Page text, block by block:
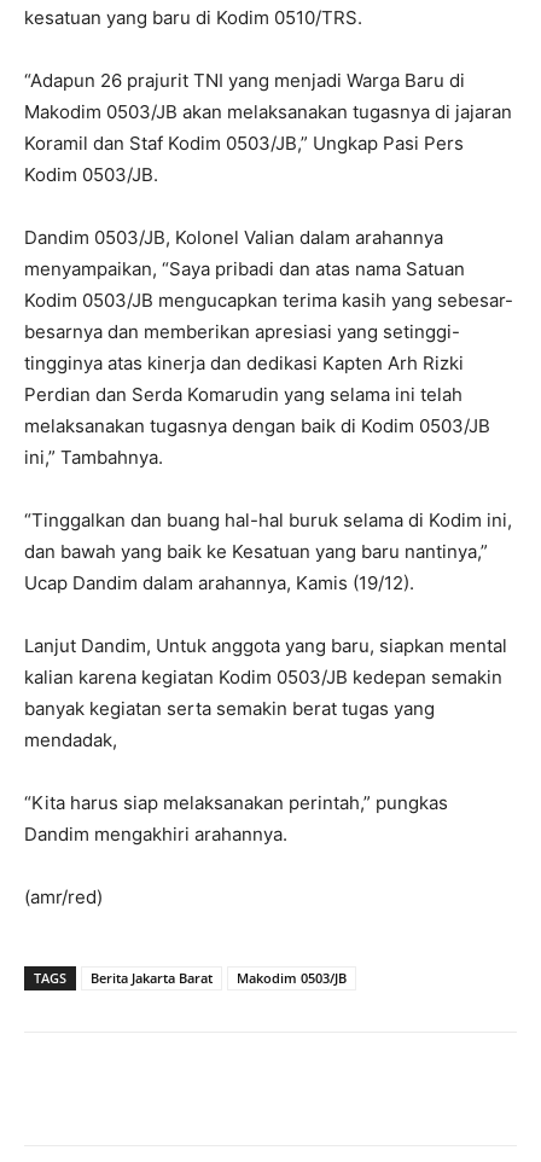
kesatuan yang baru di Kodim 0510/TRS.
“Adapun 26 prajurit TNI yang menjadi Warga Baru di
Makodim 0503/JB akan melaksanakan tugasnya di jajaran
Koramil dan Staf Kodim 0503/JB,” Ungkap Pasi Pers
Kodim 0503/JB.
Dandim 0503/JB, Kolonel Valian dalam arahannya
menyampaikan, “Saya pribadi dan atas nama Satuan
Kodim 0503/JB mengucapkan terima kasih yang sebesar-
besarnya dan memberikan apresiasi yang setinggi-
tingginya atas kinerja dan dedikasi Kapten Arh Rizki
Perdian dan Serda Komarudin yang selama ini telah
melaksanakan tugasnya dengan baik di Kodim 0503/JB
ini,” Tambahnya.
“Tinggalkan dan buang hal-hal buruk selama di Kodim ini,
dan bawah yang baik ke Kesatuan yang baru nantinya,”
Ucap Dandim dalam arahannya, Kamis (19/12).
Lanjut Dandim, Untuk anggota yang baru, siapkan mental
kalian karena kegiatan Kodim 0503/JB kedepan semakin
banyak kegiatan serta semakin berat tugas yang
mendadak,
“Kita harus siap melaksanakan perintah,” pungkas
Dandim mengakhiri arahannya.
(amr/red)
TAGS Berita Jakarta Barat Makodim 0503/JB